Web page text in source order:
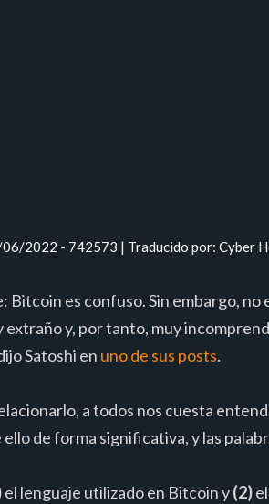
2022 - 742573 | Traducido por: Cyber
es confuso. Sin embargo, no
extraño y, por tanto, muy
Satoshi en uno de sus posts.
a todos nos cuesta
de forma significativa, y las
el lenguaje utilizado en Bitcoin y(2)